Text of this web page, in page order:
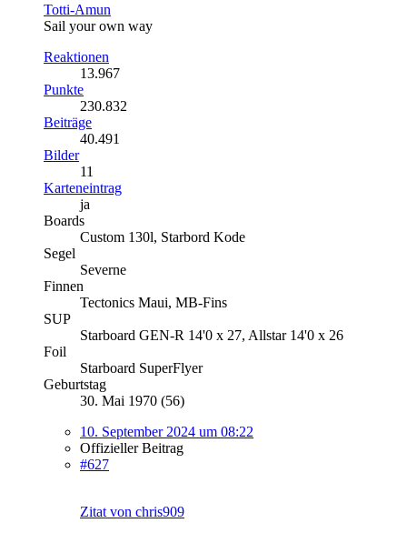
Totti-Amun
Sail your own way
Reaktionen
13.967
Punkte
230.832
Beiträge
40.491
Bilder
11
Karteneintrag
ja
Boards
Custom 130l, Starbord Kode
Segel
Severne
Finnen
Tectonics Maui, MB-Fins
SUP
Starboard GEN-R 14'0 x 27, Allstar 14'0 x 26
Foil
Starboard SuperFlyer
Geburtstag
30. Mai 1970 (56)
10. September 2024 um 08:22
Offizieller Beitrag
#627
Zitat von chris909